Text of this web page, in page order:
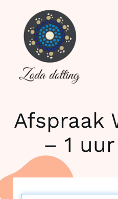
inhoud
Afspraak
– 1